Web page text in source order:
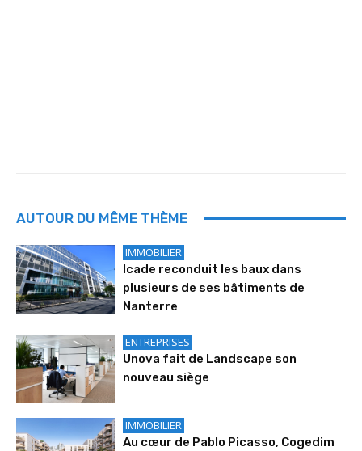
AUTOUR DU MÊME THÈME
IMMOBILIER
Icade reconduit les baux dans
plusieurs de ses bâtiments de
Nanterre
ENTREPRISES
Unova fait de Landscape son
nouveau siège
IMMOBILIER
Au cœur de Pablo Picasso, Cogedim